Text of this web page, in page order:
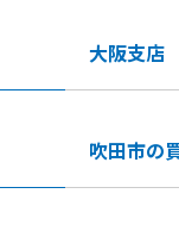
大阪支店
吹田市の